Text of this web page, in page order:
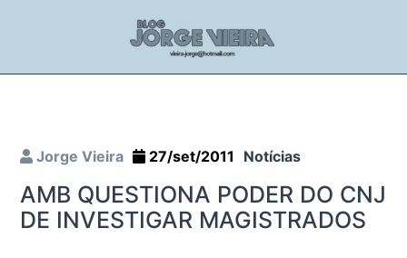
Jorge Vieira 27/set/2011 Notícias
AMB QUESTIONA PODER DO CNJ
DE INVESTIGAR MAGISTRADOS